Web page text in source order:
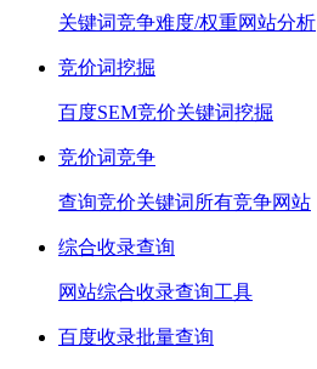
关键词竞争难度/权重网站分析
竞价词挖掘
百度SEM竞价关键词挖掘
竞价词竞争
查询竞价关键词所有竞争网站
综合收录查询
网站综合收录查询工具
百度收录批量查询